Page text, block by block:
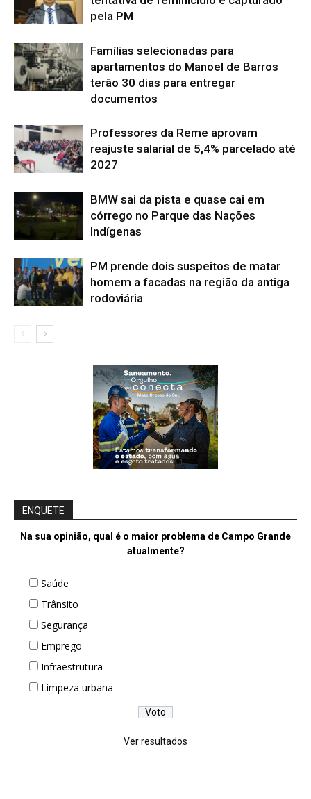
pela PM
Famílias selecionadas para
apartamentos do Manoel de Barros
terão 30 dias para entregar
documentos
Professores da Reme aprovam
reajuste salarial de 5,4% parcelado até
2027
BMW sai da pista e quase cai em
córrego no Parque das Nações
Indígenas
PM prende dois suspeitos de matar
homem a facadas na região da antiga
rodoviária
ENQUETE
Na sua opinião, qual é o maior problema de Campo Grande
atualmente?
Saúde
Trânsito
Segurança
Emprego
Infraestrutura
Limpeza urbana
Ver resultados